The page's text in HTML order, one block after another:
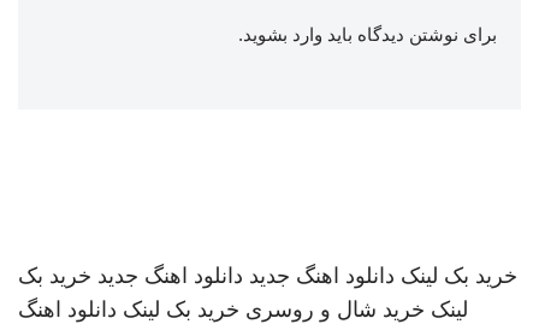
برای نوشتن دیدگاه باید وارد بشوید.
خرید بک لینک دانلود اهنگ جدید دانلود اهنگ جدید خرید بک
لینک خرید شال و روسری خرید بک لینک دانلود اهنگ